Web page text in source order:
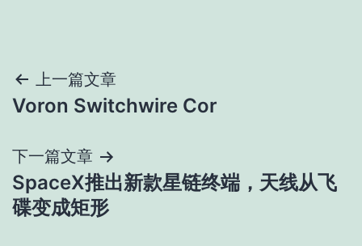
文
章
导
航
上一篇文章
Voron Switchwire Cor
下一篇文章
SpaceX推出新款星链终端，天线从飞
碟变成矩形